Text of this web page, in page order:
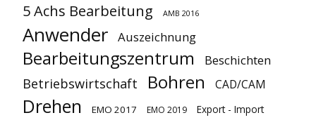
5 Achs Bearbeitung AMB 2016
Anwender Auszeichnung
Bearbeitungszentrum Beschichten
Betriebswirtschaft Bohren CAD/CAM
Drehen EMO 2017 EMO 2019 Export - Import